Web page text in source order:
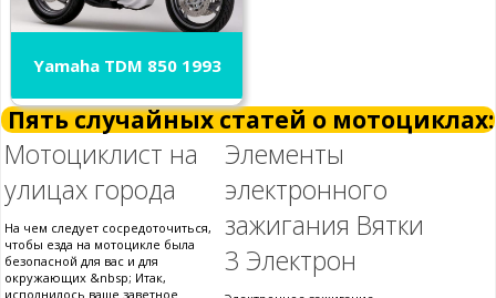
Yamaha TDM 850 1993
Пять случайных статей о мотоциклах:
Мотоциклист на
улицах города
На чем следует сосредоточиться,
чтобы езда на мотоцикле была
безопасной для вас и для
окружающих &nbsp; Итак,
исполнилось ваше заветное
Элементы
электронного
зажигания Вятки
3 Электрон